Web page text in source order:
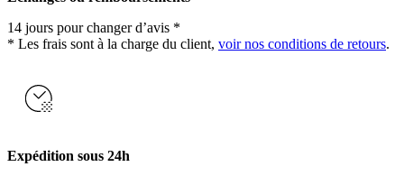
14 jours pour changer d’avis *
* Les frais sont à la charge du client, voir nos conditions de retours.
Expédition sous 24h